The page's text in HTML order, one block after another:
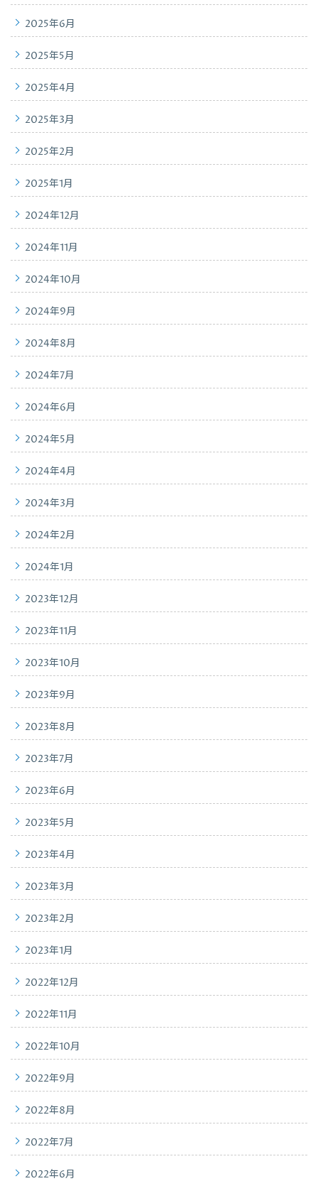
2025年6月
2025年5月
2025年4月
2025年3月
2025年2月
2025年1月
2024年12月
2024年11月
2024年10月
2024年9月
2024年8月
2024年7月
2024年6月
2024年5月
2024年4月
2024年3月
2024年2月
2024年1月
2023年12月
2023年11月
2023年10月
2023年9月
2023年8月
2023年7月
2023年6月
2023年5月
2023年4月
2023年3月
2023年2月
2023年1月
2022年12月
2022年11月
2022年10月
2022年9月
2022年8月
2022年7月
2022年6月